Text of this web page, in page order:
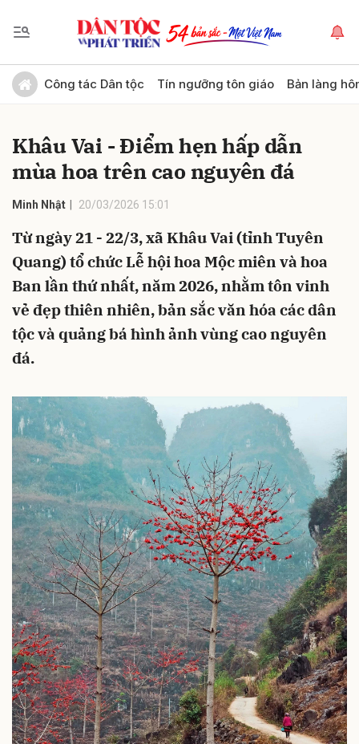
Công tác Dân tộc Tín ngưỡng tôn giáo Bản làng
Khâu Vai - Điểm hẹn hấp dẫn
mùa hoa trên cao nguyên đá
Minh Nhật 20/03/2026 15:01
Từ ngày 21 - 22/3, xã Khâu Vai (tỉnh Tuyên
Quang) tổ chức Lễ hội hoa Mộc miên và hoa
Ban lần thứ nhất, năm 2026, nhằm tôn vinh
vẻ đẹp thiên nhiên, bản sắc văn hóa các dân
tộc và quảng bá hình ảnh vùng cao nguyên
đá.
Gửi bình luận
Hủy Gửi